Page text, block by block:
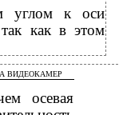
углом к оси
как в этом
ВИДЕОКАМЕР
осевая